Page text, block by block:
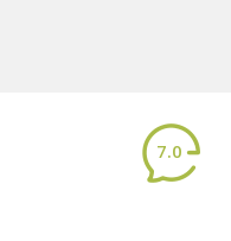
7.0